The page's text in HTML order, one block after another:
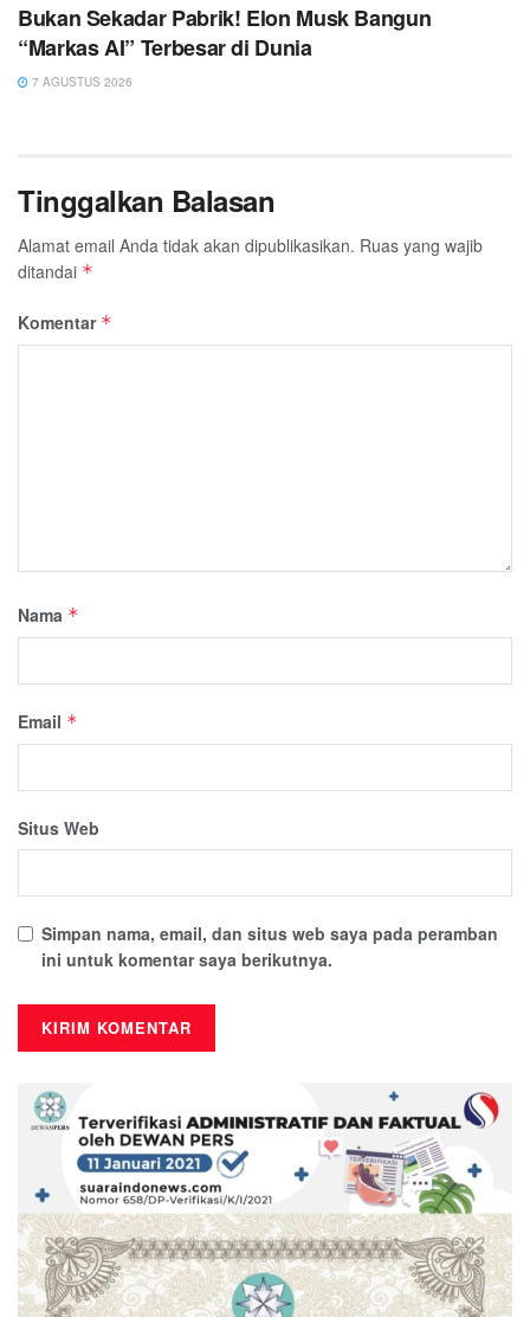
Bukan Sekadar Pabrik! Elon Musk Bangun
“Markas AI” Terbesar di Dunia
7 AGUSTUS 2026
Tinggalkan Balasan
Alamat email Anda tidak akan dipublikasikan. Ruas yang wajib
ditandai *
Komentar *
Nama *
Email *
Situs Web
Simpan nama, email, dan situs web saya pada peramban
ini untuk komentar saya berikutnya.